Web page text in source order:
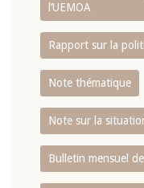
l‘UEMOA
Rapport sur la
Note thématique
Note sur la
Bulletin mensuel